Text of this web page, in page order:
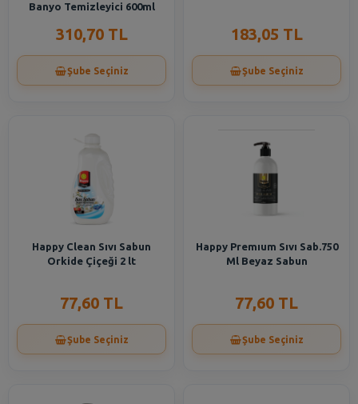
Banyo Temizleyici 600ml
310,70 TL
Şube Seçiniz
183,05 TL
Şube Seçiniz
Happy Clean Sıvı Sabun
Orkide Çiçeği 2 lt
77,60 TL
Şube Seçiniz
Happy Premıum Sıvı Sab.750
Ml Beyaz Sabun
77,60 TL
Şube Seçiniz